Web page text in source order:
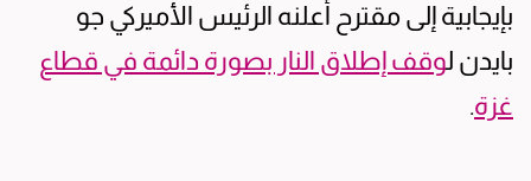
بإيجابية إلى مقترح أعلنه الرئيس الأميركي جو
بايدن لوقف إطلاق النار بصورة دائمة في قطاع
غزة.